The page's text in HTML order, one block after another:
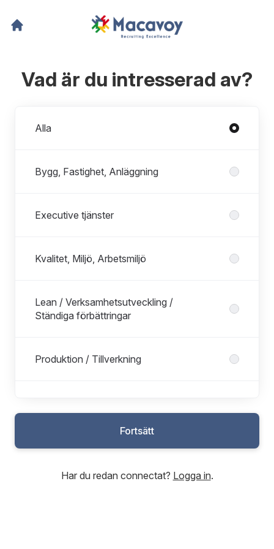
Vad är du intresserad av?
Alla
Bygg, Fastighet, Anläggning
Executive tjänster
Kvalitet, Miljö, Arbetsmiljö
Lean / Verksamhetsutveckling /
Ständiga förbättringar
Produktion / Tillverkning
R&D
Fortsätt
Har du redan connectat? Logga in.